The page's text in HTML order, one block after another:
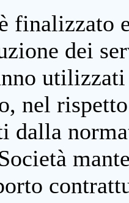
finalizzato
dei
nel
dalla